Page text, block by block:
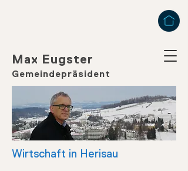
Max Eugster
Gemeindepräsident
Wirtschaft in Herisau